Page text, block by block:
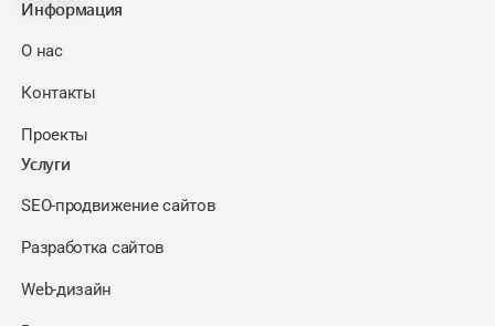
Информация
О нас
Контакты
Проекты
Услуги
SEO-продвижение сайтов
Разработка сайтов
Web-дизайн